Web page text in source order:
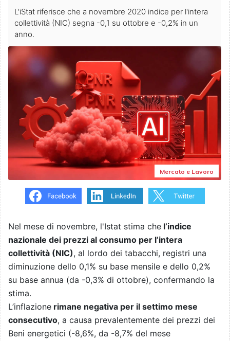
L'iStat riferisce che a novembre 2020 indice per l'intera
collettività (NIC) segna -0,1 su ottobre e -0,2% in un
anno.
Mercato e Lavoro
Nel mese di novembre, l'Istat stima che l’indice
nazionale dei prezzi al consumo per l’intera
collettività (NIC), al lordo dei tabacchi, registri una
diminuzione dello 0,1% su base mensile e dello 0,2%
su base annua (da -0,3% di ottobre), confermando la
stima.
L’inflazione rimane negativa per il settimo mese
consecutivo, a causa prevalentemente dei prezzi dei
Beni energetici (-8,6%, da -8,7% del mese